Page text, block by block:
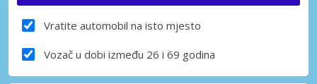
Vratite automobil na isto mjesto
Vozač u dobi između 26 i 69 godina